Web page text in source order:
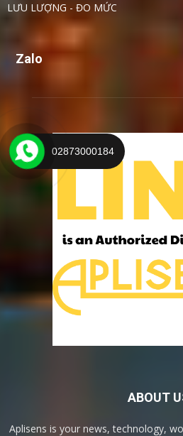
LƯU LƯỢNG - ĐO MỨC
Zalo
ABOUT
Aplisens is your news, technology,
02873000184